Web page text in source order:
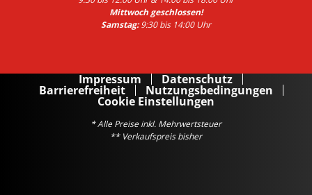
Mittwoch geschlossen!
Samstag:9:30 bis 14:00 Uhr
Impressum Datenschutz
Barrierefreiheit Nutzungsbedingungen
Cookie Einstellungen
* Alle Preise inkl. Mehrwertsteuer
** Verkaufspreis bisher